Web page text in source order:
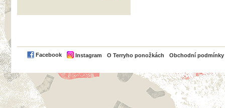
Facebook Instagram O Terryho ponožkách Obchodní podmínky
PayPal